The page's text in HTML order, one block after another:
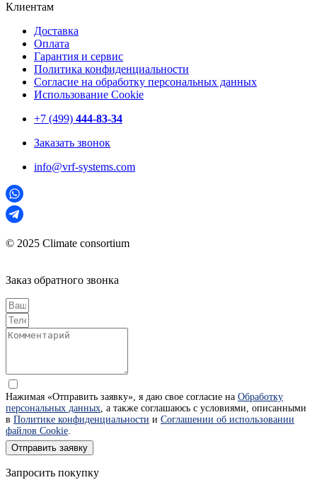
Клиентам
Доставка
Оплата
Гарантия и сервис
Политика конфиденциальности
Согласие на обработку персональных данных
Использование Cookie
+7 (499) 444-83-34
Заказать звонок
info@vrf-systems.com
© 2025 Climate consortium
Заказ обратного звонка
Нажимая «Отправить заявку», я даю свое согласие на Обработку
персональных данных, а также соглашаюсь с условиями, описанными
в Политике конфиденциальности и Соглашении об использовании
файлов Cookie.
Отправить заявку
Запросить покупку